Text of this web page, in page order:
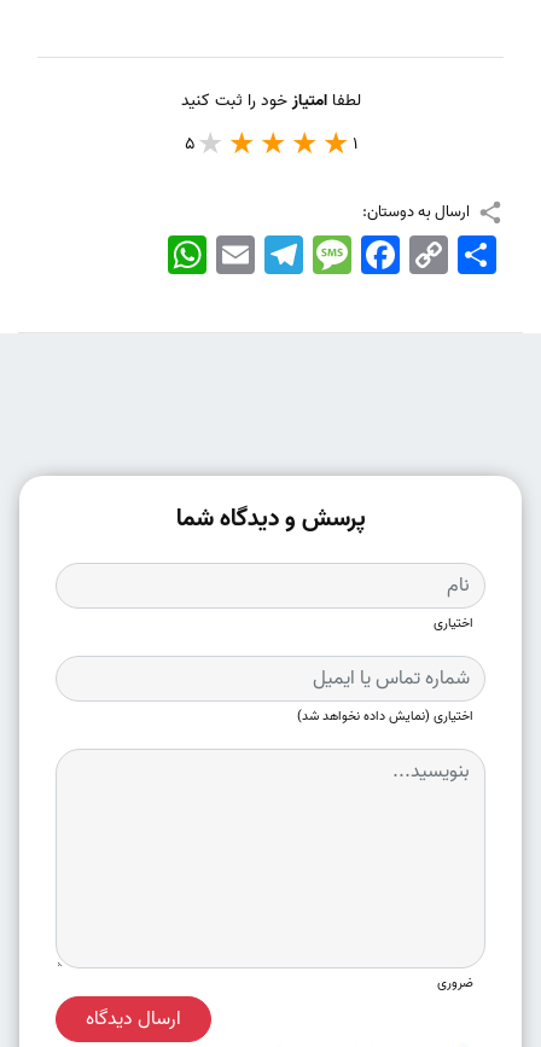
لطفاامتیازخود را ثبت کنید
1
5
ارسال به دوستان:
WhatsApp EmailTelegramMessageFacebook Copy
Link
اشتراک
پرسش و دیدگاه شما
اختیاری
اختیاری (نمایش داده نخواهد شد)
ضروری
ارسال دیدگاه